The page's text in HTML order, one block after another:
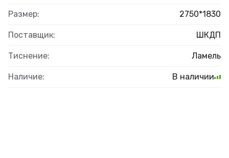
Размер: 2750*1830
Поставщик: ШКДП
Тиснение: Ламель
Наличие: В наличии